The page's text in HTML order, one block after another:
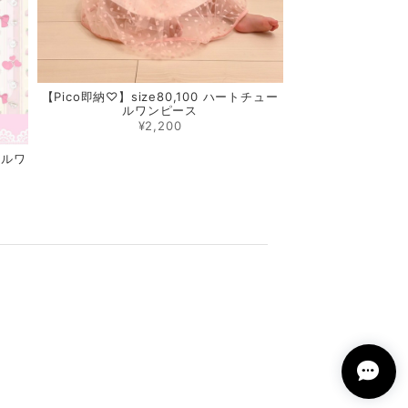
ワ
【Pico即納♡】size80,100 ハートチュー
ルワンピース
¥2,200